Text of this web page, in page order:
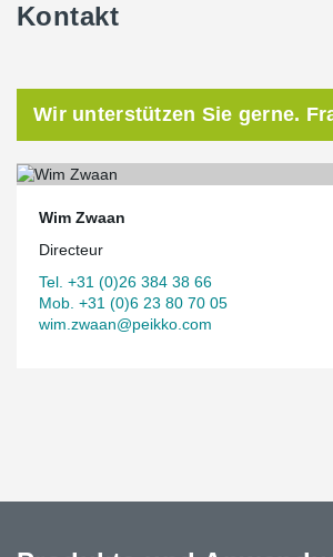
Kontakt
Wir unterstützen Sie gerne.
Wim Zwaan
Directeur
Tel. +31 (0)26 384 38 66
Mob. +31 (0)6 23 80 70 05
wim.zwaan@peikko.com